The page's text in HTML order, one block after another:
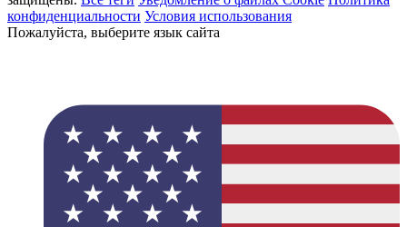
конфиденциальности Условия использования
Пожалуйста, выберите язык сайта